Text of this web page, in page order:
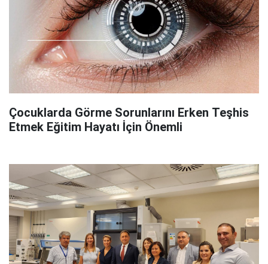
Çocuklarda Görme Sorunlarını Erken Teşhis
Etmek Eğitim Hayatı İçin Önemli